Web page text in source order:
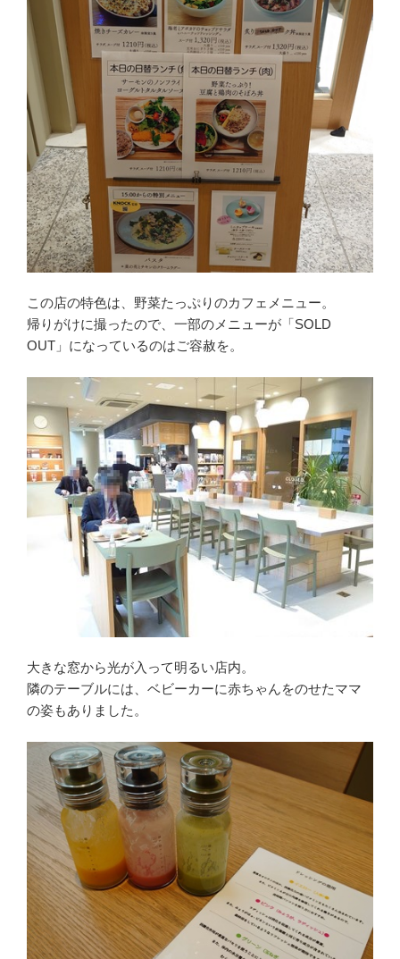
この店の特色は、野菜たっぷりのカフェメニュー。
帰りがけに撮ったので、一部のメニューが「SOLD
OUT」になっているのはご容赦を。
大きな窓から光が入って明るい店内。
隣のテーブルには、ベビーカーに赤ちゃんをのせたママ
の姿もありました。